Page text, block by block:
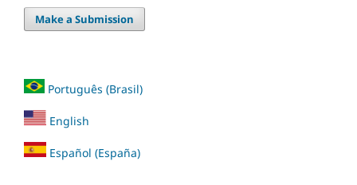
Make a Submission
Português (Brasil)
English
Español (España)